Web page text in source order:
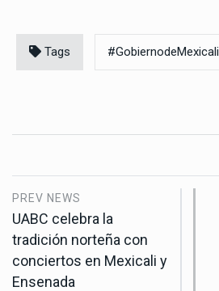
Tags #GobiernodeMexicali
PREV NEWS
UABC celebra la
tradición norteña con
conciertos en Mexicali y
Ensenada